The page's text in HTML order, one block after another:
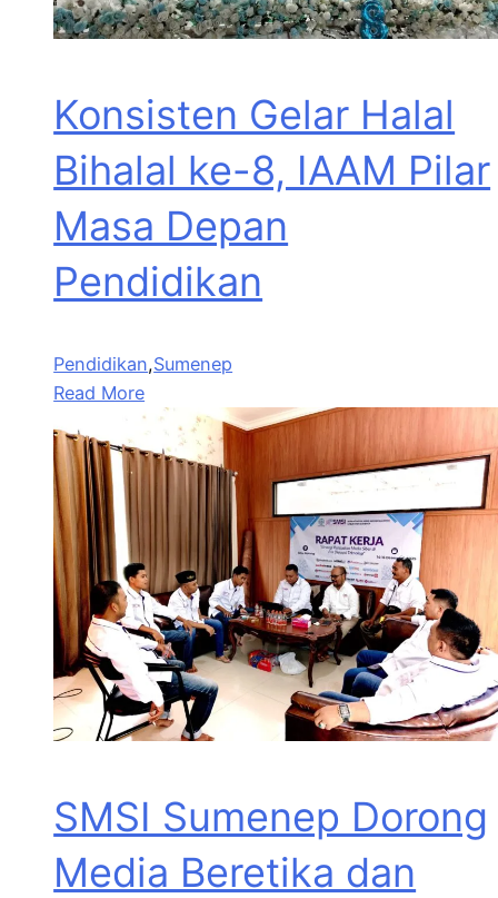
Konsisten Gelar Halal
Bihalal ke-8, IAAM Pilar
Masa Depan
Pendidikan
Pendidikan,Sumenep
Read More
SMSI Sumenep Dorong
Media Beretika dan